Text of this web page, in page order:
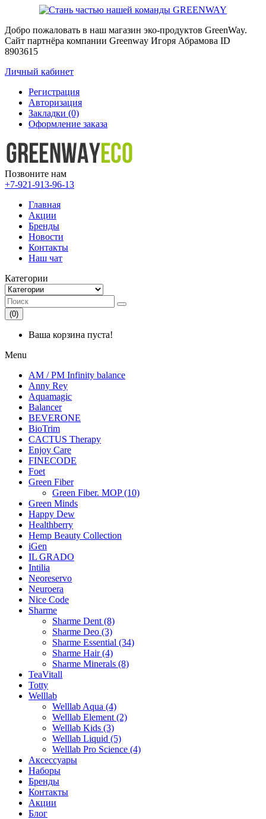
Добро пожаловать в наш магазин эко-продуктов GreenWay.
Сайт партнёра компании Greenway Игоря Абрамова ID
8903615
Личный кабинет
Регистрация
Авторизация
Закладки (0)
Оформление заказа
Позвоните нам
+7-921-913-96-13
Главная
Акции
Бренды
Новости
Контакты
Наш чат
Категории
(0)
Ваша корзина пуста!
Menu
AM / PM Infinity balance
Anny Rey
Aquamagic
Balancer
BEVERONE
BioTrim
CACTUS Therapy
Enjoy Care
FINECODE
Foet
Green Fiber
Green Fiber. MOP (10)
Green Minds
Happy Dew
Healthberry
Hemp Beauty Collection
iGen
IL GRADO
Intilia
Neoreservo
Neuroera
Nice Code
Sharme
Sharme Dent (8)
Sharme Deo (3)
Sharme Essential (34)
Sharme Hair (4)
Sharme Minerals (8)
TeaVitall
Totty
Welllab
Welllab Aqua (4)
Welllab Element (2)
Welllab Kids (3)
Welllab Liquid (5)
Welllab Pro Science (4)
Аксессуары
Наборы
Бренды
Контакты
Акции
Блог